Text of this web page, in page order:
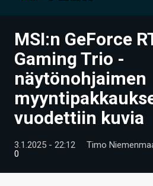
UUTISET
ARTIKKELIT
VIDEOT
TECHBBS
TIETOA
HINTA.FI
MSI:n GeForce
Gaming Trio -
näytönohjaimen
vuodettiin kuvia
3.1.2025 - 22:12 Timo
0